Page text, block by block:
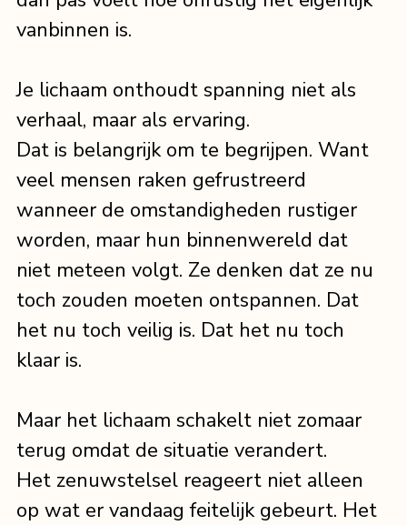
vanbinnen is.
Je lichaam onthoudt spanning niet als
verhaal, maar als ervaring.
Dat is belangrijk om te begrijpen. Want
veel mensen raken gefrustreerd
wanneer de omstandigheden rustiger
worden, maar hun binnenwereld dat
niet meteen volgt. Ze denken dat ze nu
toch zouden moeten ontspannen. Dat
het nu toch veilig is. Dat het nu toch
klaar is.
Maar het lichaam schakelt niet zomaar
terug omdat de situatie verandert.
Het zenuwstelsel reageert niet alleen
op wat er vandaag feitelijk gebeurt. Het